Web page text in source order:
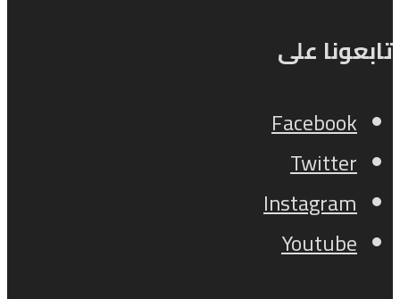
تابعونا على
Facebook
Twitter
Instagram
Youtube